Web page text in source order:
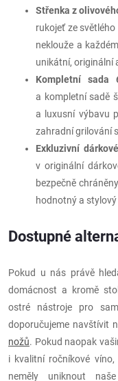
Střenka z
rukojeť ze
neklouže a
unikátní, originální
Kompletní sada
a kompletní sadě
a luxusní výbavu
zahradní grilování
Exkluzivní
v originální
bezpečně
hodnotný a stylový
Dostupné
Pokud u nás právě
domácnost a kromě
ostré nástroje pro
doporučujeme navštívit
nožů. Pokud naopak
i kvalitní ročníkové
neměly uniknout